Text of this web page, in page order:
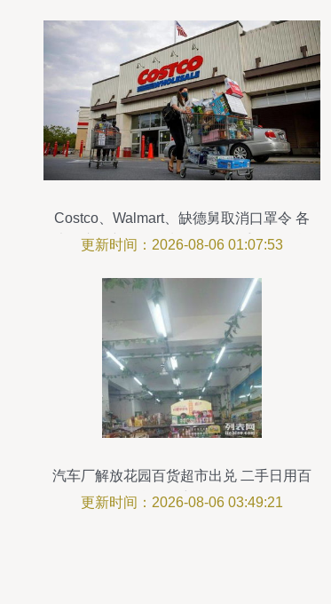
Costco、Walmart、缺德舅取消口罩令 各
大超市最新口罩限制一览及二手日用百货
更新时间：2026-08-06 01:07:53
汽车厂解放花园百货超市出兑 二手日用百
货销售新机遇
更新时间：2026-08-06 03:49:21